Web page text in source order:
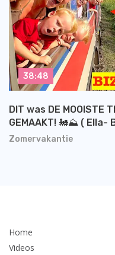
Zomervakantie
DIT was DE MOOISTE
GEMAAKT! 🚂⛰️ ( Ella-
38:48
Home
Videos